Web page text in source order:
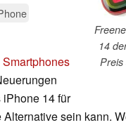
14
14 für
sein kann.